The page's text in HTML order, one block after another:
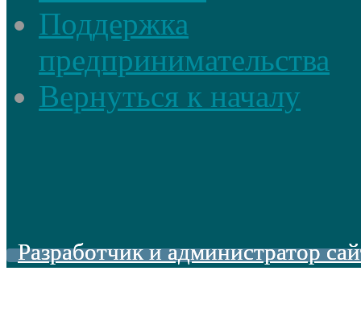
Поддержка
предпринимательства
Вернуться к началу
Разработчик и администратор